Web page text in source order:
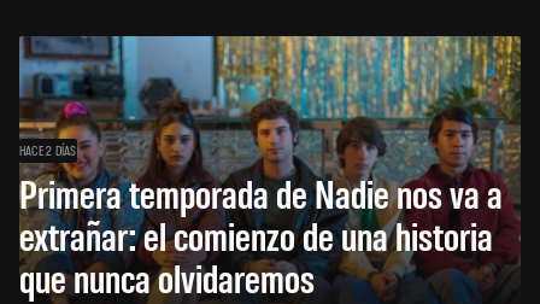
HACE 2 DÍAS
Primera temporada de Nadie nos va a
extrañar: el comienzo de una historia
que nunca olvidaremos